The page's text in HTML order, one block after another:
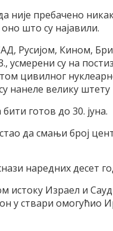
није пребачено
што су најавили.
Русијом, Кином,
усмерени су на
цивилног
нанеле велику штету
готов до 30. јуна.
да смањи број
наредних десет
Израел и
у ствари омогућио